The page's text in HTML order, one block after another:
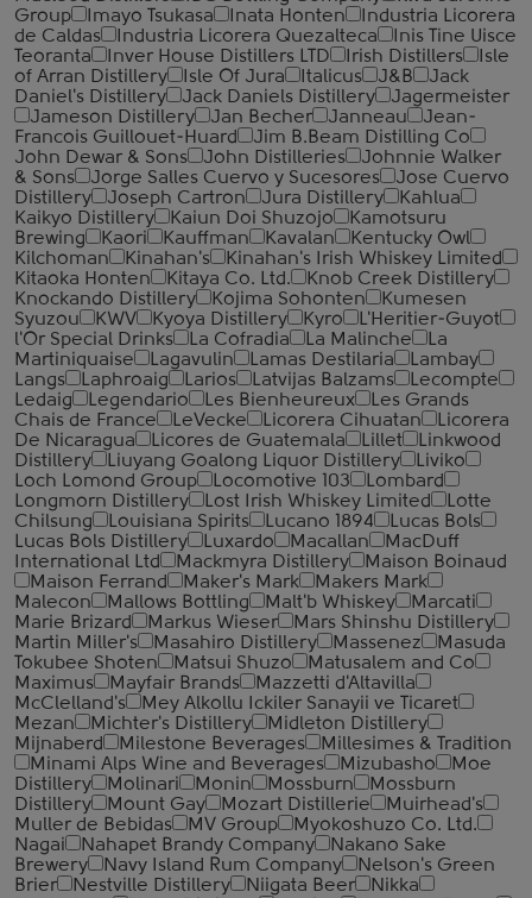
Group
Imayo Tsukasa Inata Honten
Industria Licorera
de Caldas
Industria Licorera Quezalteca
Inis Tine Uisce
Teoranta
Inver House Distillers LTD Irish Distillers
Isle
of Arran Distillery
Isle Of Jura Italicus J&B
Jack
Daniel's Distillery
Jack Daniels Distillery
Jagermeister
Jameson Distillery
Jan Becher Janneau
Jean-
Francois Guillouet-Huard
Jim B.Beam Distilling Co
John Dewar & Sons
John Distilleries
Johnnie Walker
& Sons
Jorge Salles Cuervo y Sucesores
Jose Cuervo
Distillery
Joseph Cartron Jura Distillery
Kahlua
Kaikyo Distillery
Kaiun Doi Shuzojo
Kamotsuru
Brewing
Kaori Kauffman Kavalan
Kentucky Owl
Kilchoman
Kinahan's
Kinahan's Irish Whiskey Limited
Kitaoka Honten
Kitaya Co. Ltd.
Knob Creek Distillery
Knockando Distillery
Kojima Sohonten
Kumesen
Syuzou
KWV Kyoya Distillery Kyro
L'Heritier-Guyot
l'Or Special Drinks
La Cofradia La Malinche
La
Martiniquaise
Lagavulin Lamas Destilaria
Lambay
Langs
Laphroaig Larios Latvijas Balzams
Lecompte
Ledaig
Legendario Les Bienheureux
Les Grands
Chais de France
LeVecke Licorera Cihuatan
Licorera
De Nicaragua
Licores de Guatemala Lillet
Linkwood
Distillery
Liuyang Goalong Liquor Distillery
Liviko
Loch Lomond Group
Locomotive 103
Lombard
Longmorn Distillery
Lost Irish Whiskey Limited
Lotte
Chilsung
Louisiana Spirits Lucano 1894
Lucas Bols
Lucas Bols Distillery
Luxardo Macallan
MacDuff
International Ltd
Mackmyra Distillery
Maison Boinaud
Maison Ferrand
Maker's Mark
Makers Mark
Malecon
Mallows Bottling Malt'b Whiskey
Marcati
Marie Brizard
Markus Wieser
Mars Shinshu Distillery
Martin Miller's
Masahiro Distillery Massenez
Masuda
Tokubee Shoten
Matsui Shuzo
Matusalem and Co
Maximus
Mayfair Brands
Mazzetti d'Altavilla
McClelland's
Mey Alkollu Ickiler Sanayii ve Ticaret
Mezan
Michter's Distillery
Midleton Distillery
Mijnaberd
Milestone Beverages
Millesimes & Tradition
Minami Alps Wine and Beverages
Mizubasho
Moe
Distillery
Molinari Monin Mossburn
Mossburn
Distillery
Mount Gay Mozart Distillerie
Muirhead's
Muller de Bebidas
MV Group
Myokoshuzo Co. Ltd.
Nagai
Nahapet Brandy Company
Nakano Sake
Brewery
Navy Island Rum Company
Nelson's Green
Brier
Nestville Distillery Niigata Beer
Nikka